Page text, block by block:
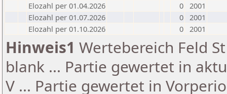
Elozahl per 01.04.2026
0 2001
Elozahl per 01.07.2026
0 2001
Elozahl per 01.10.2026
0 2001
Hinweis1 Wertebereich Feld
blank ... Partie gewertet in
V ... Partie gewertet in